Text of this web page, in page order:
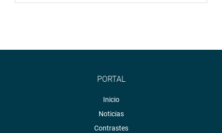
PORTAL
Inicio
Noticias
Contrastes